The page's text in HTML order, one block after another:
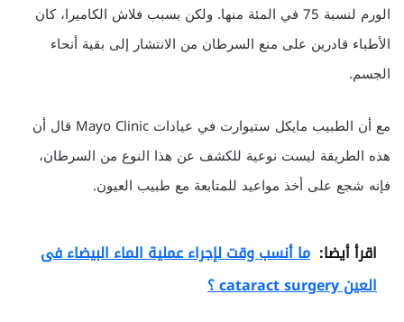
الورم لنسبة 75 في المئة منها. ولكن بسبب فلاش الكاميرا، كان
الأطباء قادرين على منع السرطان من الانتشار إلى بقية أنحاء
الجسم.
مع أن الطبيب مايكل ستيوارت في عيادات Mayo Clinic قال أن
هذه الطريقة ليست نوعية للكشف عن هذا النوع من السرطان،
فإنه شجع على أخذ مواعيد للمتابعة مع طبيب العيون.
اقرأ أيضا: ما أنسب وقت لإجراء عملية الماء البيضاء فى
العين cataract surgery ؟